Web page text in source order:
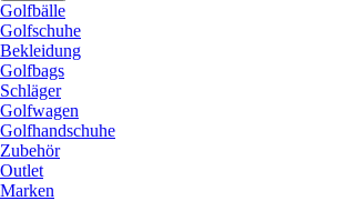
Golfbälle
Golfschuhe
Bekleidung
Golfbags
Schläger
Golfwagen
Golfhandschuhe
Zubehör
Outlet
Marken